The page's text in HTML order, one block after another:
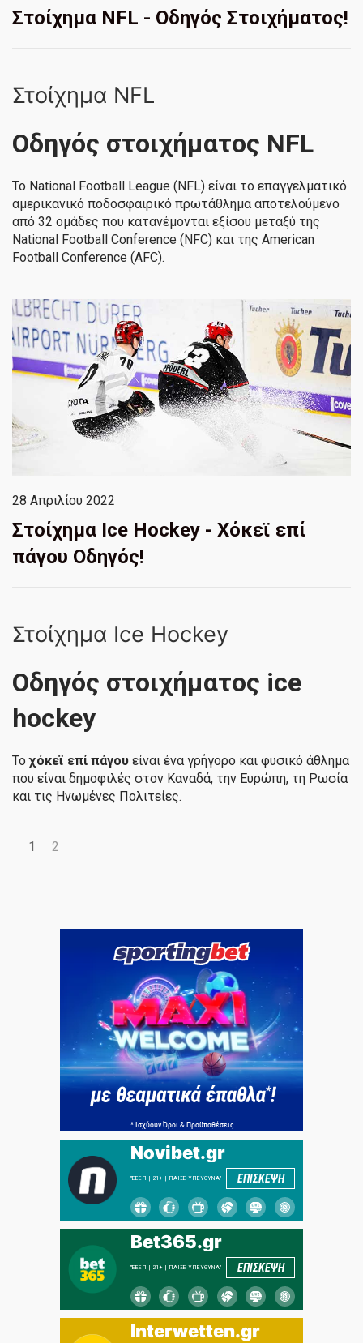
Στοίχημα NFL - Οδηγός Στοιχήματος!
Στοίχημα NFL
Οδηγός στοιχήματος NFL
Το National Football League (NFL) είναι το επαγγελματικό
αμερικανικό ποδοσφαιρικό πρωτάθλημα αποτελούμενο
από 32 ομάδες που κατανέμονται εξίσου μεταξύ της
National Football Conference (NFC) και της American
Football Conference (AFC).
28 Απριλίου 2022
Στοίχημα Ice Hockey - Χόκεϊ επί
πάγου Οδηγός!
Στοίχημα Ice Hockey
Οδηγός στοιχήματος ice
hockey
Τοχόκεϊ επί πάγου είναι ένα γρήγορο και φυσικό άθλημα
που είναι δημοφιλές στον Καναδά, την Ευρώπη, τη Ρωσία
και τις Ηνωμένες Πολιτείες.
1 2
Novibet.gr
"ΕΕΕΠ | 21+ | ΠΑΙΞΕ ΥΠΕΥΘΥΝΑ" ΕΠΙΣΚΕΨΗ
Bet365.gr
"ΕΕΕΠ | 21+ | ΠΑΙΞΕ ΥΠΕΥΘΥΝΑ" ΕΠΙΣΚΕΨΗ
Interwetten.gr